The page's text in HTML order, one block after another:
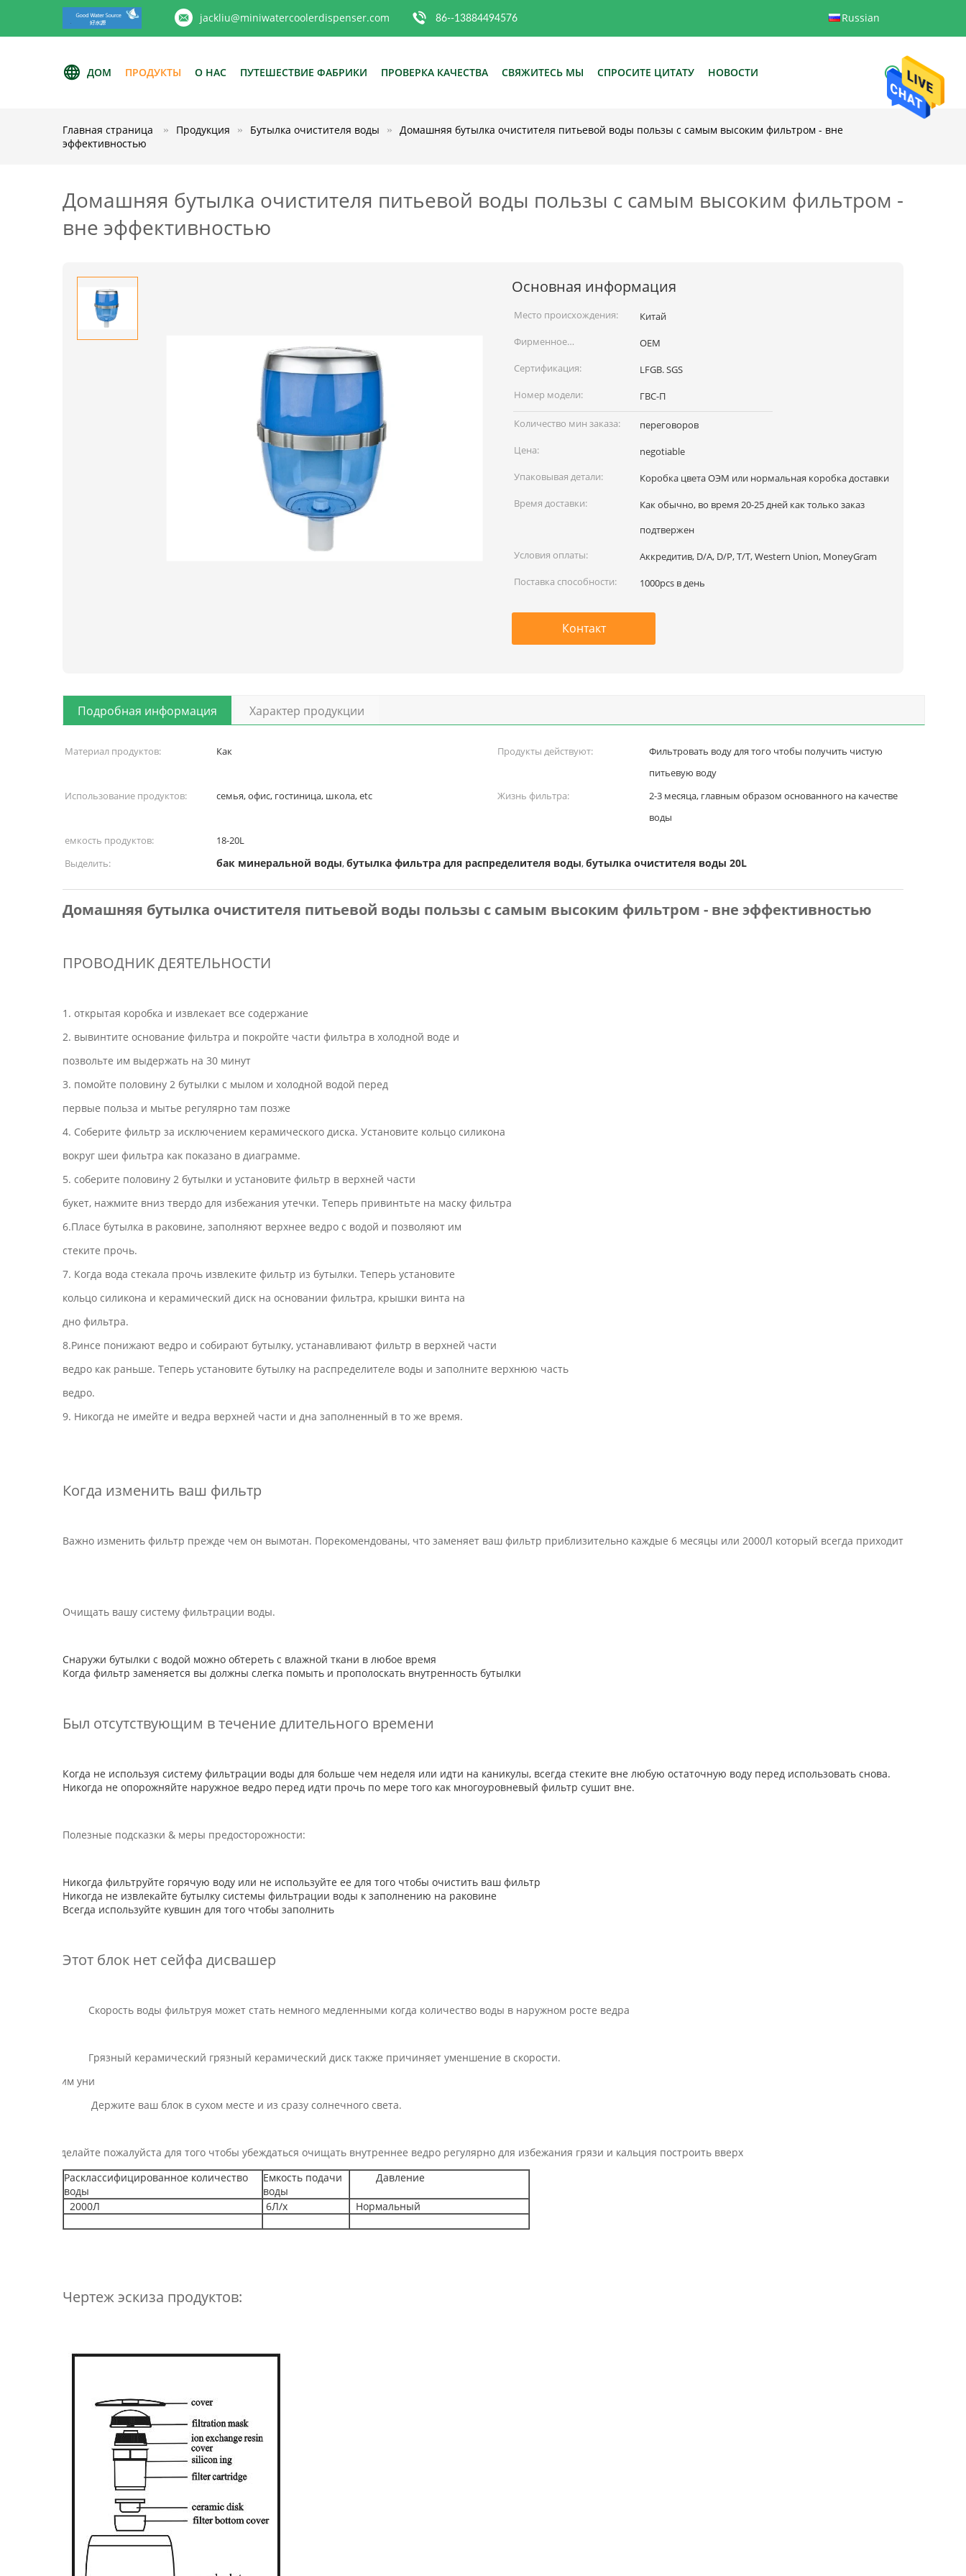
jackliu@miniwatercoolerdispenser.com 86--13884494576 Russian
ДОМ ПРОДУКТЫ О НАС ПУТЕШЕСТВИЕ ФАБРИКИ ПРОВЕРКА КАЧЕСТВА СВЯЖИТЕСЬ МЫ СПРОСИТЕ ЦИТАТУ НОВОСТИ
Главная страница Продукция Бутылка очистителя воды
Домашняя бутылка очистителя питьевой воды пользы с самым высоким фильтром - вне
эффективностью
Домашняя бутылка очистителя питьевой воды пользы с самым высоким фильтром -
вне эффективностью
Основная информация
Место происхождения:
Китай
Фирменное
наименование:
OEM
Сертификация:
LFGB. SGS
Номер модели:
ГВС-П
Количество мин заказа:
переговоров
Цена:
negotiable
Упаковывая детали:
Коробка цвета ОЭМ или нормальная коробка доставки
Время доставки:
Как обычно, во время 20-25 дней как только заказ
подтвержен
Условия оплаты:
Аккредитив, D/A, D/P, T/T, Western Union, MoneyGram
Поставка способности:
1000pcs в день
Контакт
Подробная информация Характер продукции
Материал продуктов: Как Продукты действуют:
Фильтровать воду для того чтобы получить чистую
питьевую воду
Использование продуктов:
семья, офис, гостиница, школа, etc Жизнь фильтра:
2-3 месяца, главным образом основанного на качестве
воды
емкость продуктов:
18-20L
Выделить:
бак минеральной воды,бутылка фильтра для распределителя воды,бутылка очистителя воды 20L
Домашняя бутылка очистителя питьевой воды пользы с самым высоким фильтром - вне эффективностью
ПРОВОДНИК ДЕЯТЕЛЬНОСТИ
1. открытая коробка и извлекает все содержание
2. вывинтите основание фильтра и покройте части фильтра в холодной воде и
позвольте им выдержать на 30 минут
3. помойте половину 2 бутылки с мылом и холодной водой перед
первые польза и мытье регулярно там позже
4. Соберите фильтр за исключением керамического диска. Установите кольцо силикона
вокруг шеи фильтра как показано в диаграмме.
5. соберите половину 2 бутылки и установите фильтр в верхней части
букет, нажмите вниз твердо для избежания утечки. Теперь привинтьте на маску фильтра
6.Пласе бутылка в раковине, заполняют верхнее ведро с водой и позволяют им
стеките прочь.
7. Когда вода стекала прочь извлеките фильтр из бутылки. Теперь установите
кольцо силикона и керамический диск на основании фильтра, крышки винта на
дно фильтра.
8.Ринсе понижают ведро и собирают бутылку, устанавливают фильтр в верхней части
ведро как раньше. Теперь установите бутылку на распределителе воды и заполните верхнюю часть
ведро.
9. Никогда не имейте и ведра верхней части и дна заполненный в то же время.
Когда изменить ваш фильтр
Важно изменить фильтр прежде чем он вымотан. Порекомендованы, что заменяет ваш фильтр приблизительно каждые 6 месяцы или 2000Л который всегда приходит
Очищать вашу систему фильтрации воды.
Снаружи бутылки с водой можно обтереть с влажной ткани в любое время
Когда фильтр заменяется вы должны слегка помыть и прополоскать внутренность бутылки
Был отсутствующим в течение длительного времени
Когда не используя систему фильтрации воды для больше чем неделя или идти на каникулы, всегда стеките вне любую остаточную воду перед использовать снова.
Никогда не опорожняйте наружное ведро перед идти прочь по мере того как многоуровневый фильтр сушит вне.
Полезные подсказки & меры предосторожности:
Никогда фильтруйте горячую воду или не используйте ее для того чтобы очистить ваш фильтр
Никогда не извлекайте бутылку системы фильтрации воды к заполнению на раковине
Всегда используйте кувшин для того чтобы заполнить
Этот блок нет сейфа дисвашер
Скорость воды фильтруя может стать немного медленными когда количество воды в наружном росте ведра
Грязный керамический грязный керамический диск также причиняет уменшение в скорости.
вашим уни
ваш блок в сухом месте и из сразу солнечного света.
сделайте пожалуйста для того чтобы убеждаться очищать внутреннее ведро регулярно для избежания грязи и кальция построить вверх
Расклассифицированное количество
воды
Емкость подачи
воды
Давление
2000Л 6Л/х Нормальный
Чертеж эскиза продуктов: